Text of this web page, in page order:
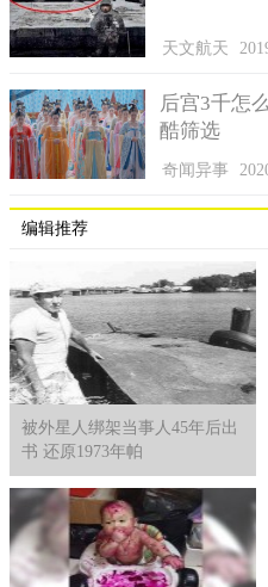
天文航天
后宫3千怎
酷筛选
奇闻异事
编辑推荐
被外星人绑架当事人45年后出
书 还原1973年帕